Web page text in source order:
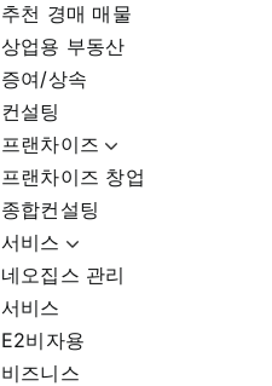
추천 경매 매물
상업용 부동산
증여/상속
컨설팅
프랜차이즈
프랜차이즈 창업
종합컨설팅
서비스
네오집스 관리
서비스
E2비자용
비즈니스